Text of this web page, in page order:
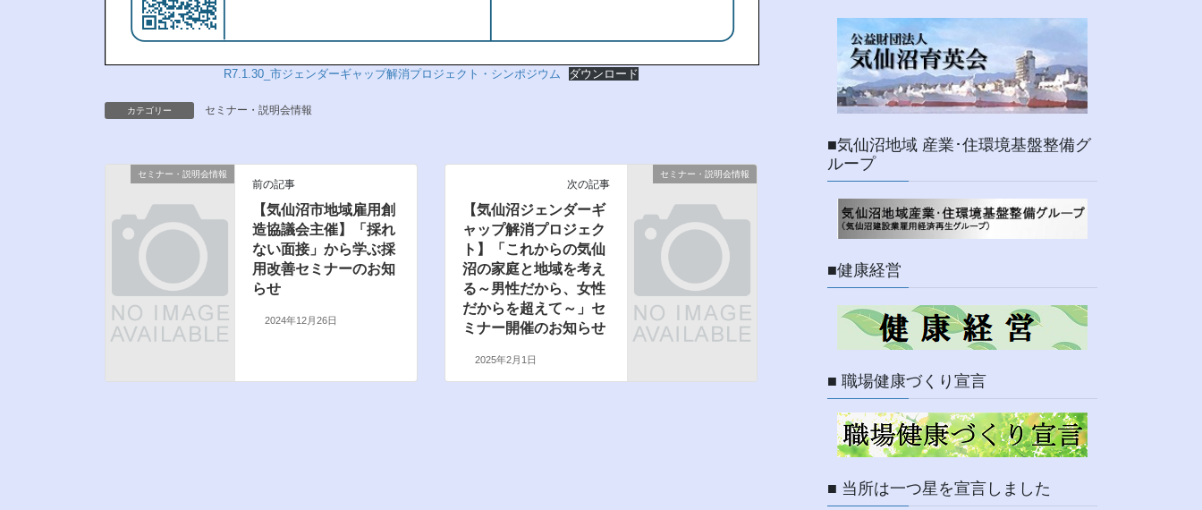
R7.1.30_市ジェンダーギャップ解消プロジェクト・シンポジウム ダウンロード
カテゴリー セミナー・説明会情報
セミナー・説明会情報
前の記事
【気仙沼市地域雇用創
造協議会主催】「採れ
ない面接」から学ぶ採
用改善セミナーのお知
らせ
2024年12月26日
セミナー・説明会情報
次の記事
【気仙沼ジェンダーギ
ャップ解消プロジェク
ト】「これからの気仙
沼の家庭と地域を考え
る～男性だから、女性
だからを超えて～」セ
ミナー開催のお知らせ
2025年2月1日
■気仙沼地域 産業･住環境基盤整備グ
ループ
■健康経営
■ 職場健康づくり宣言
■ 当所は一つ星を宣言しました